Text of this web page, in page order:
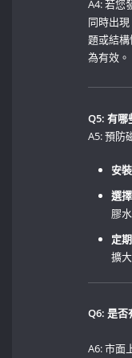
A4: 若您
同時出
題或結
為有效。
Q5: 有哪
A5: 預防
安
選
膠
定
擴
Q6: 是否
A6: 市面